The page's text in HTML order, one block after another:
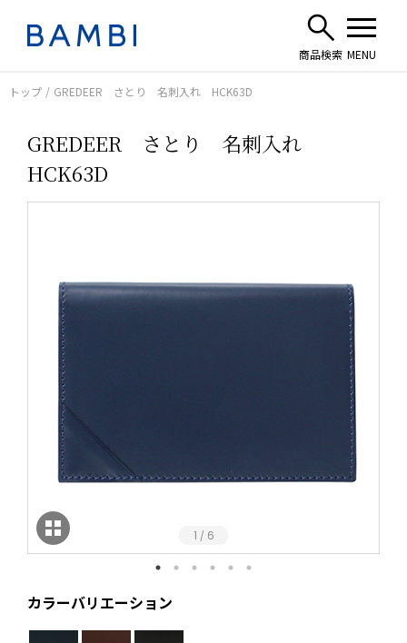
トップ GREDEER さとり 名刺入れ HCK63D
GREDEER さとり 名刺入れ
HCK63D
1 / 6
カラーバリエーション